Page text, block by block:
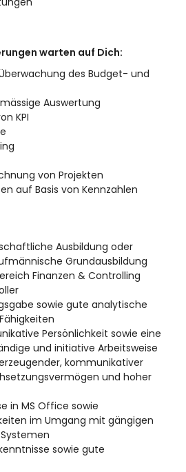
warten auf Dich:
des Budget- und
Auswertung
KPI
von Projekten
auf Basis von Kennzahlen
Ausbildung oder
Grundausbildung
Finanzen & Controlling
sowie gute analytische
Persönlichkeit sowie eine
und initiative Arbeitsweise
kommunikativer
und hoher
in MS Office sowie
im Umgang mit gängigen
sowie gute